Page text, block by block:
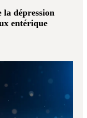
la dépression
entérique